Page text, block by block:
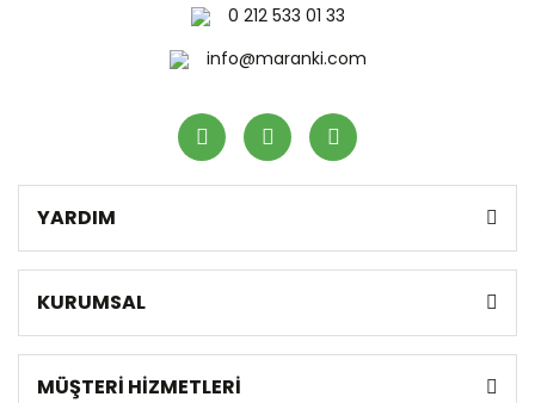
0 212 533 01 33
info@maranki.com
YARDIM
KURUMSAL
MÜŞTERİ HİZMETLERİ